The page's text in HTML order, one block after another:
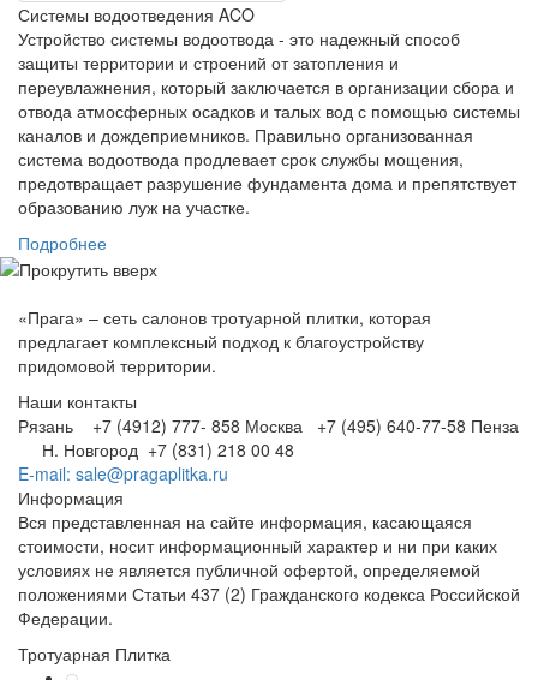
Системы водоотведения ACO
Устройство системы водоотвода - это надежный способ
защиты территории и строений от затопления и
переувлажнения, который заключается в организации сбора и
отвода атмосферных осадков и талых вод с помощью системы
каналов и дождеприемников. Правильно организованная
система водоотвода продлевает срок службы мощения,
предотвращает разрушение фундамента дома и препятствует
образованию луж на участке.
Подробнее
«Прага» – сеть салонов тротуарной плитки, которая
предлагает комплексный подход к благоустройству
придомовой территории.
Наши контакты
Рязань +7 (4912) 777- 858 Москва +7 (495) 640-77-58 Пенза
Н. Новгород +7 (831) 218 00 48
E-mail: sale@pragaplitka.ru
Информация
Вся представленная на сайте информация, касающаяся
стоимости, носит информационный характер и ни при каких
условиях не является публичной офертой, определяемой
положениями Статьи 437 (2) Гражданского кодекса Российской
Федерации.
Тротуарная Плитка